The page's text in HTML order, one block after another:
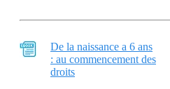
De la naissance a 6 ans
: au commencement des
droits